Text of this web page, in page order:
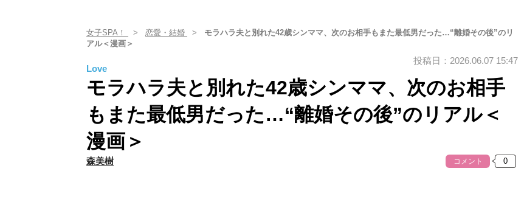
女子SPA！ 恋愛・結婚
モラハラ夫と別れた42歳シンママ、次のお相手もまた最低男だった…“離婚その後”のリ
アル＜漫画＞
Love
投稿日：2026.06.07 15:47
モラハラ夫と別れた42歳シンママ、次のお相手
もまた最低男だった…“離婚その後”のリアル＜
漫画＞
森美樹 コメント